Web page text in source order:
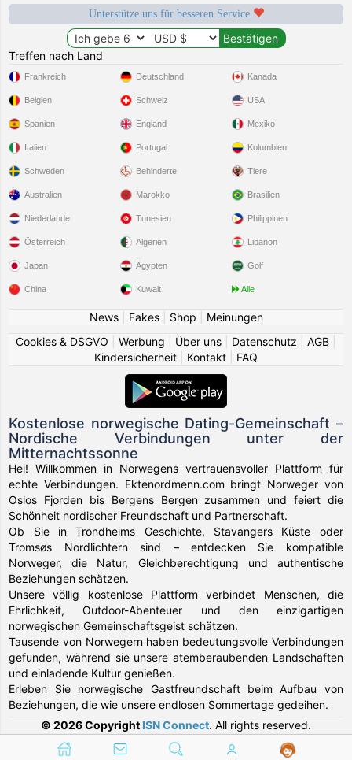
Unterstütze uns für besseren Service
Treffen nach Land
Frankreich
Belgien
Spanien
Italien
Schweden
Deutschland
Schweiz
England
Portugal
Behinderte
Kanada
USA
Mexiko
Kolumbien
Tiere
Australien
Niederlande
Österreich
Japan
China
Marokko
Tunesien
Algerien
Ägypten
Kuwait
Brasilien
Philippinen
Libanon
Golf
Alle
News| Fakes| Shop
Meinungen
Cookies & DSGVO
Werbung Über uns Datenschutz AGB
Kindersicherheit
Kontakt FAQ
Kostenlose norwegische Dating-Gemeinschaft –
Nordische Verbindungen unter der
Mitternachtssonne
Hei! Willkommen in Norwegens vertrauensvoller Plattform für
echte Verbindungen. Ektenordmenn.com bringt Norweger von
Oslos Fjorden bis Bergens Bergen zusammen und feiert die
Schönheit nordischer Freundschaft und Partnerschaft.
Ob Sie in Trondheims Geschichte, Stavangers Küste oder
Tromsøs Nordlichtern sind – entdecken Sie kompatible
Norweger, die Natur, Gleichberechtigung und authentische
Beziehungen schätzen.
Unsere völlig kostenlose Plattform verbindet Menschen, die
Ehrlichkeit, Outdoor-Abenteuer und den einzigartigen
norwegischen Gemeinschaftsgeist schätzen.
Tausende von Norwegern haben bedeutungsvolle Verbindungen
gefunden, während sie unsere atemberaubenden Landschaften
und einladende Kultur genießen.
Erleben Sie norwegische Gastfreundschaft beim Aufbau von
Beziehungen, die wie unsere endlosen Sommertage gedeihen.
© 2026 Copyright ISN Connect. All rights reserved.